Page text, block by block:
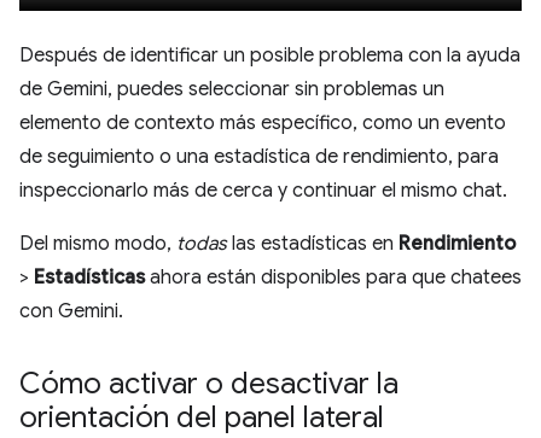
Después de identificar un posible problema con la ayuda
de Gemini, puedes seleccionar sin problemas un
elemento de contexto más específico, como un evento
de seguimiento o una estadística de rendimiento, para
inspeccionarlo más de cerca y continuar el mismo chat.
Del mismo modo, todaslas estadísticas en Rendimiento
> Estadísticasahora están disponibles para que chatees
con Gemini.
Cómo activar o desactivar la
orientación del panel lateral